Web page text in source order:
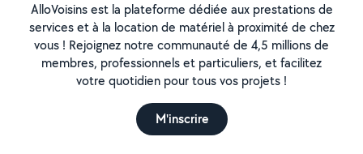
AlloVoisins est la plateforme dédiée aux prestations de
services et à la location de matériel à proximité de chez
vous ! Rejoignez notre communauté de 4,5 millions de
membres, professionnels et particuliers, et facilitez
votre quotidien pour tous vos projets !
M'inscrire